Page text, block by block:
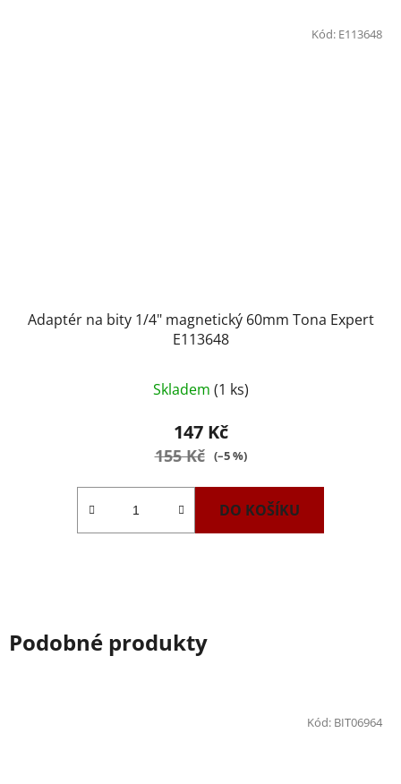
Adaptér na bity 1/4" magnetický 60mm Tona Expert
E113648
Skladem (1 ks)
147 Kč
155 Kč (–5 %)
DO KOŠÍKU
Kód: E113648
Podobné produkty
Kód: BIT06964